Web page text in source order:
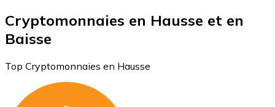
Cryptomonnaies en Hausse et en
Baisse
Top Cryptomonnaies en Hausse